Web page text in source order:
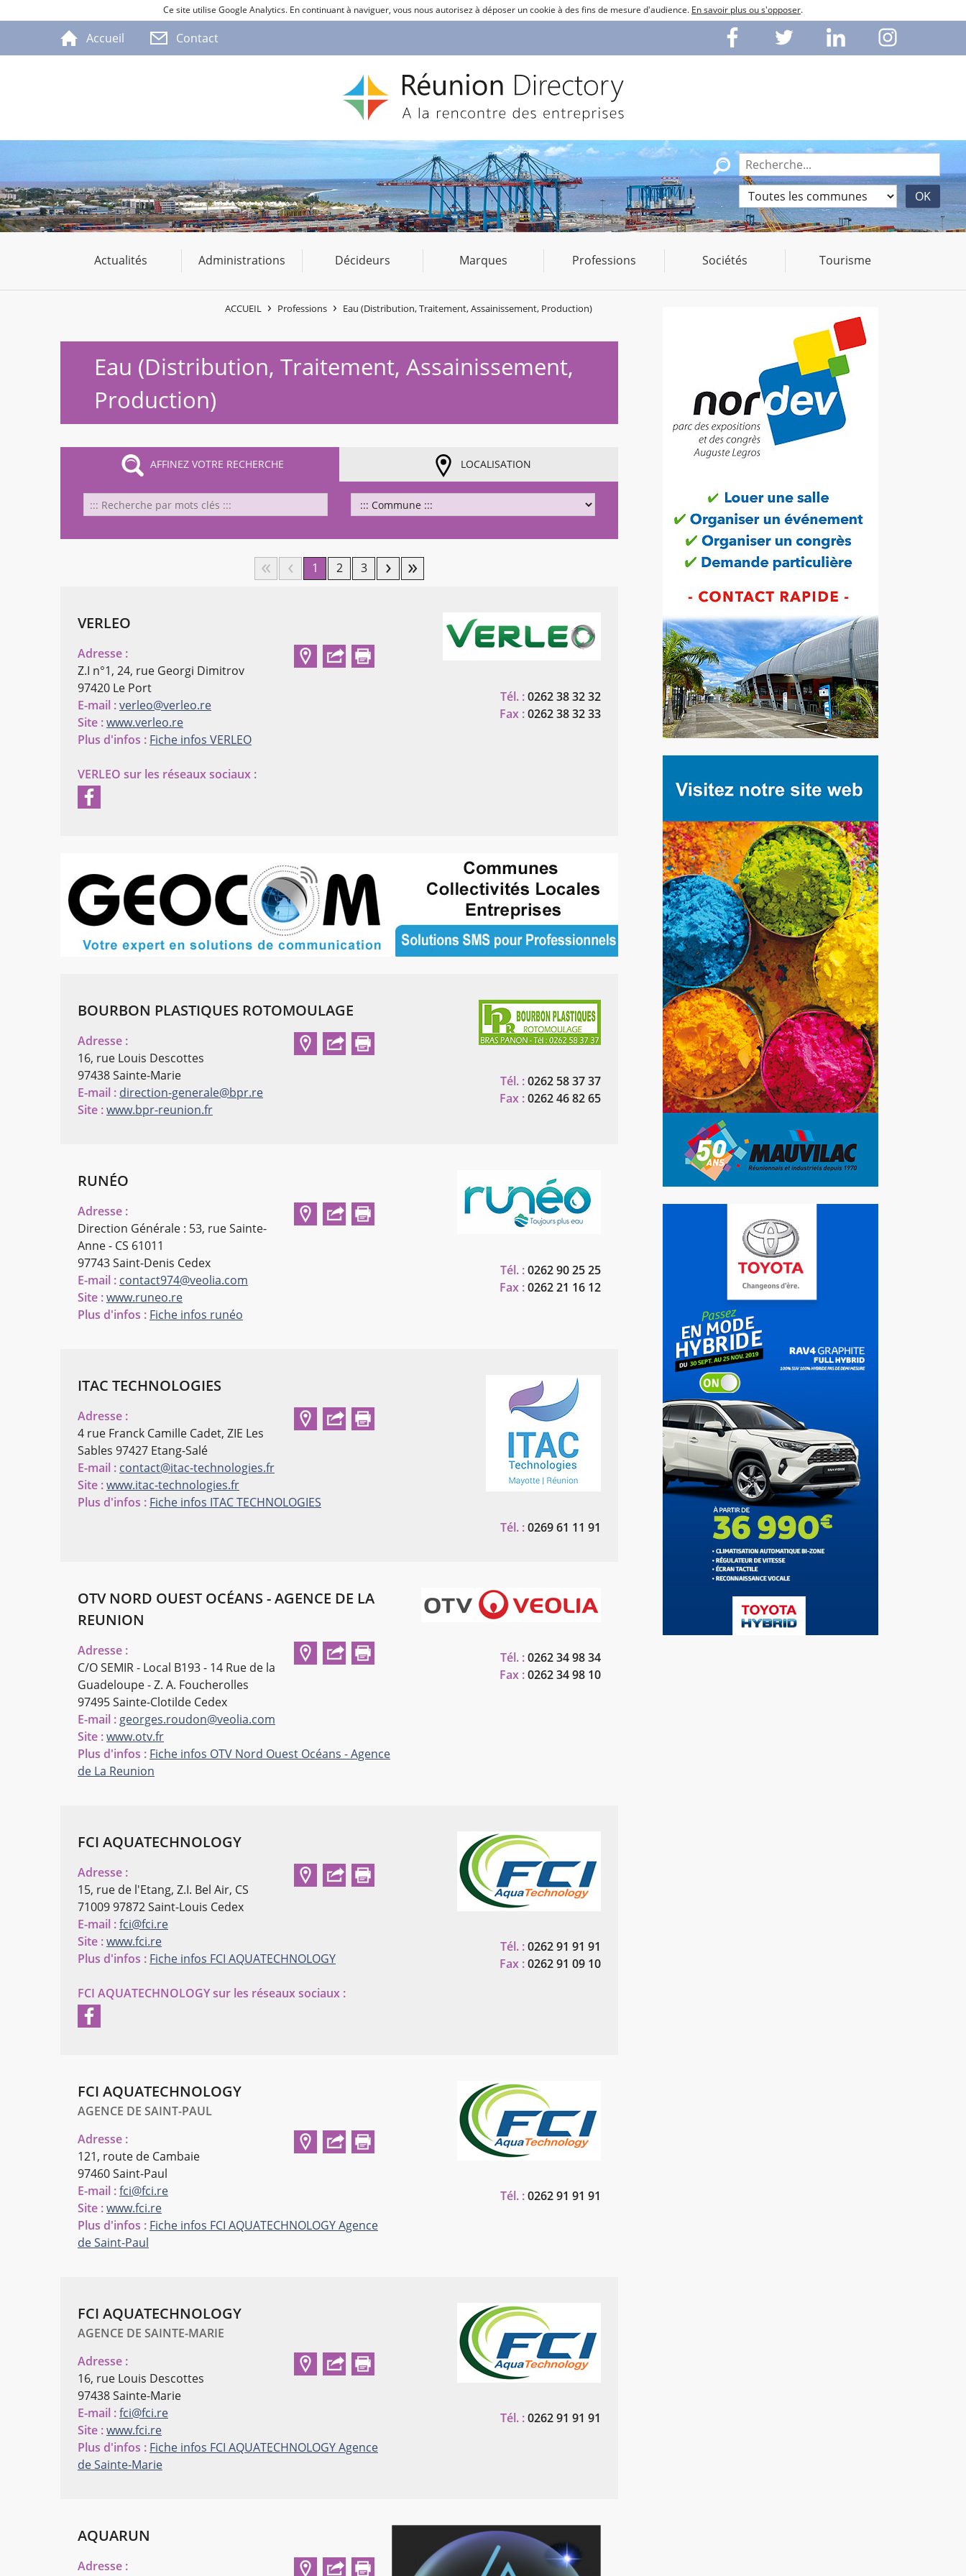
Ce site utilise Google Analytics. En continuant à naviguer, vous nous autorisez à déposer un cookie à des fins de mesure d'audience. En savoir plus ou s'opposer.
Accueil Contact
Actualités Administrations Décideurs Marques Professions Sociétés Tourisme
ACCUEIL Professions Eau (Distribution, Traitement, Assainissement, Production)
Eau (Distribution, Traitement, Assainissement,
Production)
AFFINEZ VOTRE RECHERCHE
Chargement...
LOCALISATION
1 2 3
VERLEO
Adresse :
Z.I n°1, 24, rue Georgi Dimitrov
97420 Le Port
E-mail :verleo@verleo.re
Site :www.verleo.re
Plus d'infos : Fiche infos VERLEO
VERLEO sur les réseaux sociaux :
Tél. :0262 38 32 32
Fax :0262 38 32 33
BOURBON PLASTIQUES ROTOMOULAGE
Adresse :
16, rue Louis Descottes
97438 Sainte-Marie
E-mail : direction-generale@bpr.re
Site :www.bpr-reunion.fr
Tél. :0262 58 37 37
Fax :0262 46 82 65
RUNÉO
Adresse :
Direction Générale : 53, rue Sainte-
Anne - CS 61011
97743 Saint-Denis Cedex
E-mail : contact974@veolia.com
Site :www.runeo.re
Plus d'infos : Fiche infos runéo
Tél. :0262 90 25 25
Fax :0262 21 16 12
ITAC TECHNOLOGIES
Adresse :
4 rue Franck Camille Cadet, ZIE Les
Sables 97427 Etang-Salé
E-mail : contact@itac-technologies.fr
Site :www.itac-technologies.fr
Plus d'infos : Fiche infos ITAC TECHNOLOGIES
Tél. :0269 61 11 91
OTV NORD OUEST OCÉANS - AGENCE DE LA
REUNION
Adresse :
C/O SEMIR - Local B193 - 14 Rue de la
Guadeloupe - Z. A. Foucherolles
97495 Sainte-Clotilde Cedex
E-mail : georges.roudon@veolia.com
Site :www.otv.fr
Plus d'infos : Fiche infos OTV Nord Ouest Océans - Agence
de La Reunion
Tél. :0262 34 98 34
Fax :0262 34 98 10
FCI AQUATECHNOLOGY
Adresse :
15, rue de l'Etang, Z.I. Bel Air, CS
7100997872 Saint-Louis Cedex
E-mail :fci@fci.re
Site :www.fci.re
Plus d'infos : Fiche infos FCI AQUATECHNOLOGY
FCI AQUATECHNOLOGYsur les réseaux sociaux :
Tél. :0262 91 91 91
Fax :0262 91 09 10
FCI AQUATECHNOLOGY
AGENCE DE SAINT-PAUL
Adresse :
121, route de Cambaie
97460 Saint-Paul
E-mail :fci@fci.re
Site :www.fci.re
Plus d'infos : Fiche infos FCI AQUATECHNOLOGYAgence
de Saint-Paul
Tél. :0262 91 91 91
FCI AQUATECHNOLOGY
AGENCE DE SAINTE-MARIE
Adresse :
16, rue Louis Descottes
97438 Sainte-Marie
E-mail :fci@fci.re
Site :www.fci.re
Plus d'infos : Fiche infos FCI AQUATECHNOLOGYAgence
de Sainte-Marie
Tél. :0262 91 91 91
AQUARUN
Adresse :